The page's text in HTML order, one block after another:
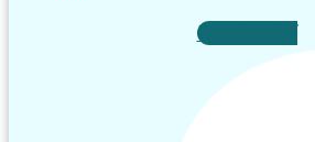
Facebook-f